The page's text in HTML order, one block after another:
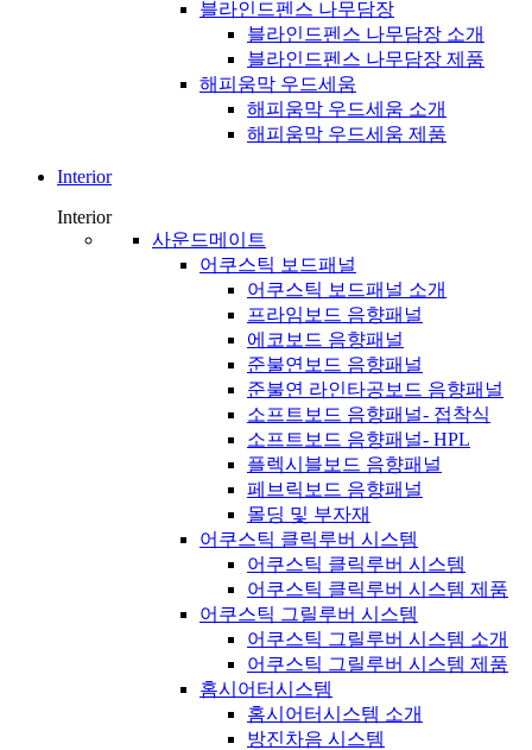
블라인드펜스 나무담장
블라인드펜스 나무담장 소개
블라인드펜스 나무담장 제품
해피움막 우드세움
해피움막 우드세움 소개
해피움막 우드세움 제품
Interior
Interior
사운드메이트
어쿠스틱 보드패널
어쿠스틱 보드패널 소개
프라임보드 음향패널
에코보드 음향패널
준불연보드 음향패널
준불연 라인타공보드 음향패널
소프트보드 음향패널- 접착식
소프트보드 음향패널- HPL
플렉시블보드 음향패널
페브릭보드 음향패널
몰딩 및 부자재
어쿠스틱 클릭루버 시스템
어쿠스틱 클릭루버 시스템
어쿠스틱 클릭루버 시스템 제품
어쿠스틱 그릴루버 시스템
어쿠스틱 그릴루버 시스템 소개
어쿠스틱 그릴루버 시스템 제품
홈시어터시스템
홈시어터시스템 소개
방진차음 시스템